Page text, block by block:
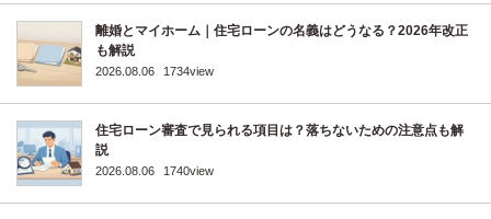
離婚とマイホーム｜住宅ローンの名義はどうなる？2026年改正
も解説
2026.08.06 1734view
住宅ローン審査で見られる項目は？落ちないための注意点も解
説
2026.08.06 1740view